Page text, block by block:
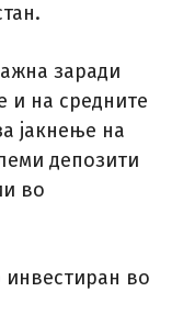
заради
и на средните
јакнење на
депозити
во
инвестиран во